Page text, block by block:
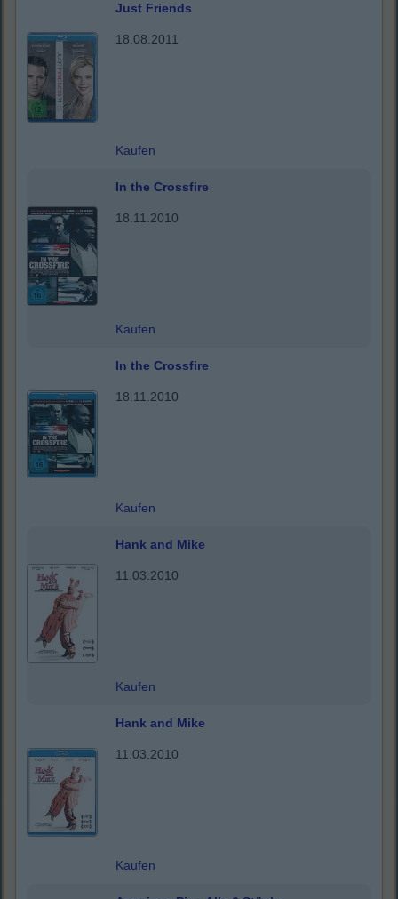
Just Friends
18.08.2011
Kaufen
In the Crossfire
18.11.2010
Kaufen
In the Crossfire
18.11.2010
Kaufen
Hank and Mike
11.03.2010
Kaufen
Hank and Mike
11.03.2010
Kaufen